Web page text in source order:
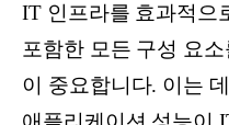
IT 인프라를 효과적으
포함한 모든 구성 요
이 중요합니다. 이는